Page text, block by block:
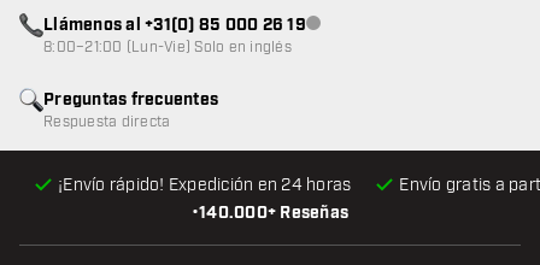
•140.000+ Reseñas
¡Envío rápido! Expedición en 24 horas Envío gratis a
Preguntas frecuentes
Respuesta directa
Llámenos al +31(0) 85 000 26 19Atención al cliente no disponible
8:00–21:00 (Lun-Vie) Solo en inglés